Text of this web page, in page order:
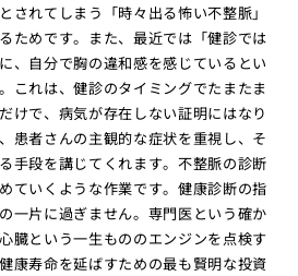
されてしまう「時々出る怖い不整脈」
ためです。また、最近では「健診では
、自分で胸の違和感を感じているとい
これは、健診のタイミングでたまたま
けで、病気が存在しない証明にはなり
患者さんの主観的な症状を重視し、そ
手段を講じてくれます。不整脈の診断
ていくような作業です。健康診断の指
一片に過ぎません。専門医という確か
臓という一生もののエンジンを点検す
康寿命を延ばすための最も賢明な投資